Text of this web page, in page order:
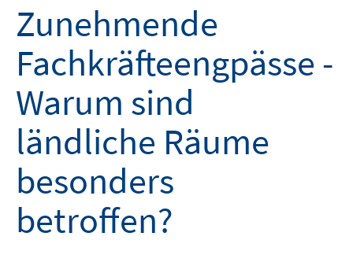
Zunehmende
Fachkräfteengpässe -
Warum sind
ländliche Räume
besonders
betroffen?